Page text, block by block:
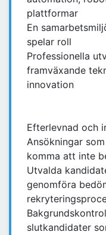
plattformar
En
spelar roll
Professionella
framväxande
innovation
Efterlevnad och
Ansökningar
komma att inte
Utvalda
genomföra
slutkandidater